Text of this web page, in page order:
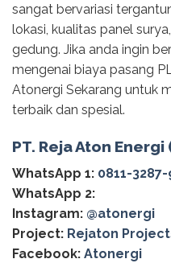
sangat bervariasi
lokasi, kualitas panel
gedung. Jika anda ingin
mengenai biaya pasang
Atonergi Sekarang untuk
terbaik dan spesial.
PT. Reja Aton
WhatsApp 1: 0811-
WhatsApp 2:
Instagram: @‌atonergi
Project: Rejaton
Facebook: Atonergi